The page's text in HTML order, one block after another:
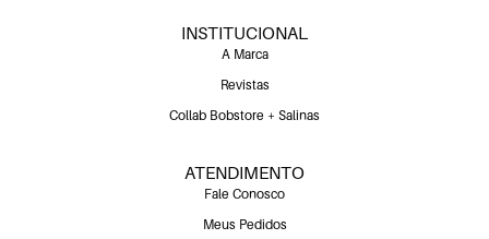
INSTITUCIONAL
A Marca
Revistas
Collab Bobstore + Salinas
ATENDIMENTO
Fale Conosco
Meus Pedidos